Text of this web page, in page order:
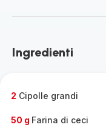
Ingredienti
2 Cipolle grandi
50 g Farina di ceci